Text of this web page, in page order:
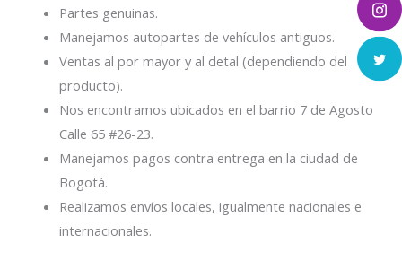
Partes genuinas.
Manejamos autopartes de vehículos antiguos.
Ventas al por mayor y al detal (dependiendo del
producto).
Nos encontramos ubicados en el barrio 7 de Agosto
Calle 65 #26-23.
Manejamos pagos contra entrega en la ciudad de
Bogotá.
Realizamos envíos locales, igualmente nacionales e
internacionales.